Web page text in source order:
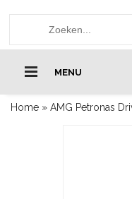
MENU
Home » AMG Petronas